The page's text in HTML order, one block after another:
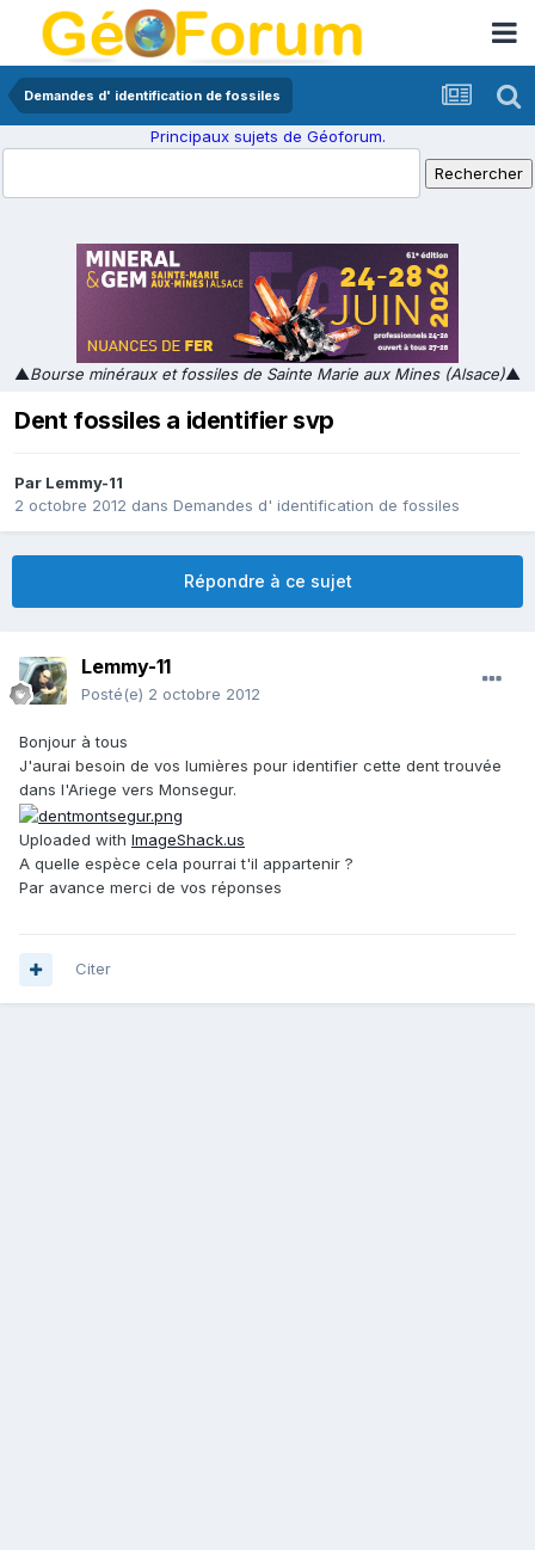
Demandes d' identification de fossiles
Principaux sujets de Géoforum.
▲Bourse minéraux et fossiles de Sainte Marie aux Mines (Alsace)▲
Dent fossiles a identifier svp
Par Lemmy-11
2 octobre 2012 dans Demandes d' identification de fossiles
Répondre à ce sujet
Lemmy-11
Posté(e) 2 octobre 2012
Bonjour à tous
J'aurai besoin de vos lumières pour identifier cette dent trouvée
dans l'Ariege vers Monsegur.
Uploaded with ImageShack.us
A quelle espèce cela pourrai t'il appartenir ?
Par avance merci de vos réponses
Citer